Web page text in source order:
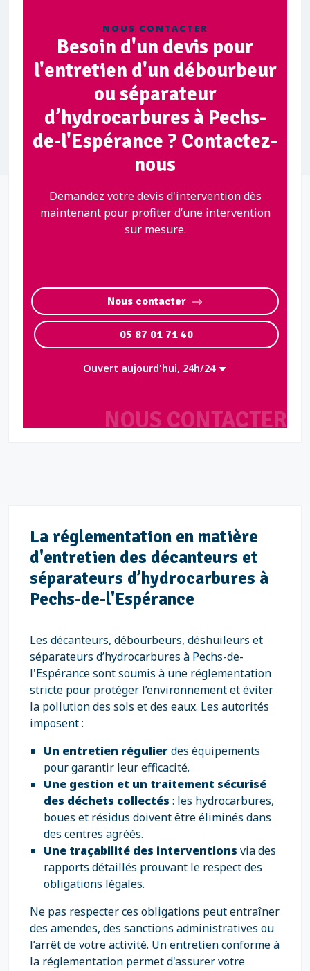
NOUS CONTACTER
NOUS CONTACTER
Besoin d'un devis pour
l'entretien d'un débourbeur
ou séparateur
d’hydrocarbures à Pechs-
de-l'Espérance ? Contactez-
nous
Demandez votre devis d'intervention dès
maintenant pour profiter d’une intervention
sur mesure.
Nous contacter
05 87 01 71 40
Ouvert aujourd'hui, 24h/24
La réglementation en matière
d'entretien des décanteurs et
séparateurs d’hydrocarbures à
Pechs-de-l'Espérance
Les décanteurs, débourbeurs, déshuileurs et
séparateurs d’hydrocarbures à Pechs-de-
l'Espérance sont soumis à une réglementation
stricte pour protéger l’environnement et éviter
la pollution des sols et des eaux. Les autorités
imposent :
Un entretien régulierdes équipements
pour garantir leur efficacité.
Une gestion et un traitement sécurisé
des déchets collectés : les hydrocarbures,
boues et résidus doivent être éliminés dans
des centres agréés.
Une traçabilité des interventions via des
rapports détaillés prouvant le respect des
obligations légales.
Ne pas respecter ces obligations peut entraîner
des amendes, des sanctions administratives ou
l’arrêt de votre activité. Un entretien conforme à
la réglementation permet d'assurer votre